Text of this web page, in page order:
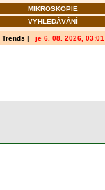
MIKROSKOPIE
VYHLEDÁVÁNÍ
Trends | je 6. 08. 2026, 03:01